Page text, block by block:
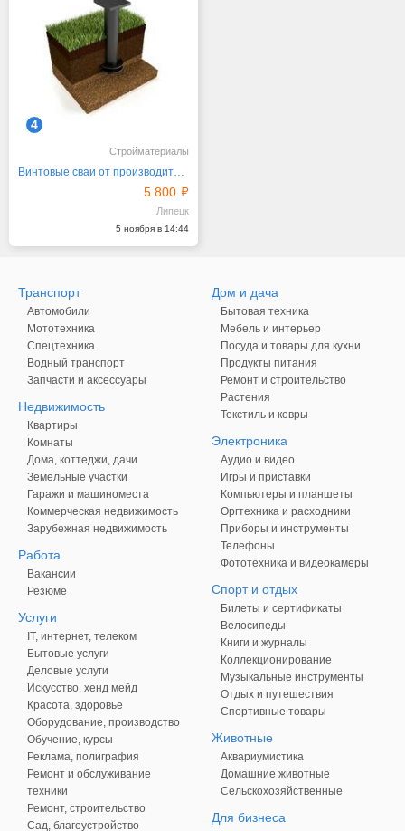
4
Стройматериалы
Винтовые сваи от производителя. Строительство под ключ
5 800
Липецк
5 ноября в 14:44
Транспорт
Автомобили
Мототехника
Спецтехника
Водный транспорт
Запчасти и аксессуары
Недвижимость
Квартиры
Комнаты
Дома, коттеджи, дачи
Земельные участки
Гаражи и машиноместа
Коммерческая недвижимость
Зарубежная недвижимость
Работа
Вакансии
Резюме
Услуги
IT, интернет, телеком
Бытовые услуги
Деловые услуги
Искусство, хенд мейд
Красота, здоровье
Оборудование, производство
Обучение, курсы
Реклама, полиграфия
Ремонт и обслуживание
техники
Ремонт, строительство
Сад, благоустройство
Дом и дача
Бытовая техника
Мебель и интерьер
Посуда и товары для кухни
Продукты питания
Ремонт и строительство
Растения
Текстиль и ковры
Электроника
Аудио и видео
Игры и приставки
Компьютеры и планшеты
Оргтехника и расходники
Приборы и инструменты
Телефоны
Фототехника и видеокамеры
Спорт и отдых
Билеты и сертификаты
Велосипеды
Книги и журналы
Коллекционирование
Музыкальные инструменты
Отдых и путешествия
Спортивные товары
Животные
Аквариумистика
Домашние животные
Сельскохозяйственные
Для бизнеса